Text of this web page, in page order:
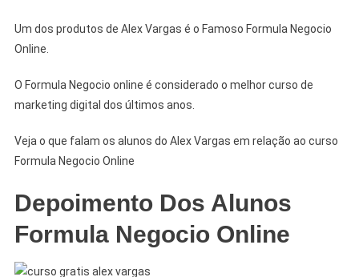
Um dos produtos de Alex Vargas é o Famoso Formula Negocio
Online.
O Formula Negocio online é considerado o melhor curso de
marketing digital dos últimos anos.
Veja o que falam os alunos do Alex Vargas em relação ao curso
Formula Negocio Online
Depoimento Dos Alunos
Formula Negocio Online